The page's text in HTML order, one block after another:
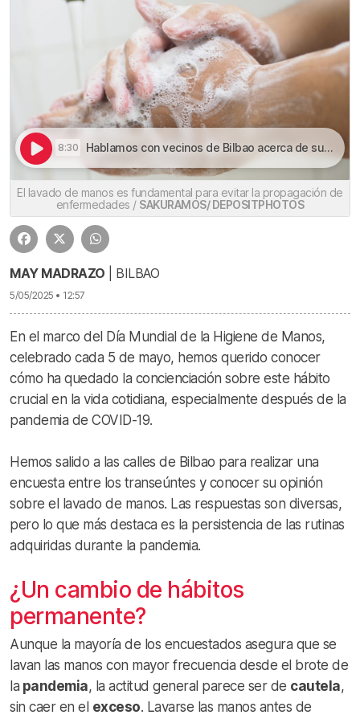
8:30 Hablamos con vecinos de Bilbao acerca de sus costumbres higiénicas | El Día Mundial de la Higiene de Manos: ¿hemos aprendido la lección?
El lavado de manos es fundamental para evitar la propagación de
enfermedades / SAKURAMOS/ DEPOSITPHOTOS
MAY MADRAZO | BILBAO
5/05/2025 • 12:57
En el marco del Día Mundial de la Higiene de Manos,
celebrado cada 5 de mayo, hemos querido conocer
cómo ha quedado la concienciación sobre este hábito
crucial en la vida cotidiana, especialmente después de la
pandemia de COVID-19.
Hemos salido a las calles de Bilbao para realizar una
encuesta entre los transeúntes y conocer su opinión
sobre el lavado de manos. Las respuestas son diversas,
pero lo que más destaca es la persistencia de las rutinas
adquiridas durante la pandemia.
¿Un cambio de hábitos
permanente?
Aunque la mayoría de los encuestados asegura que se
lavan las manos con mayor frecuencia desde el brote de
la pandemia, la actitud general parece ser de cautela,
sin caer en el exceso. Lavarse las manos antes de